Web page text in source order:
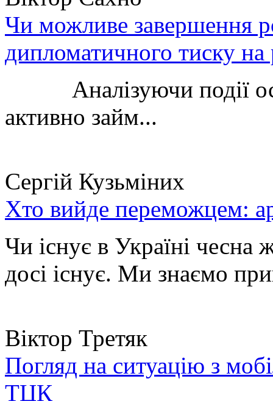
Чи можливе завершення
дипломатичного тиску
Аналізуючи події
активно займ...
Сергій Кузьміних
Хто вийде переможцем:
Чи існує в Україні чесна
досі існує. Ми знаємо
Віктор Третяк
Погляд на ситуацію з
ТЦК